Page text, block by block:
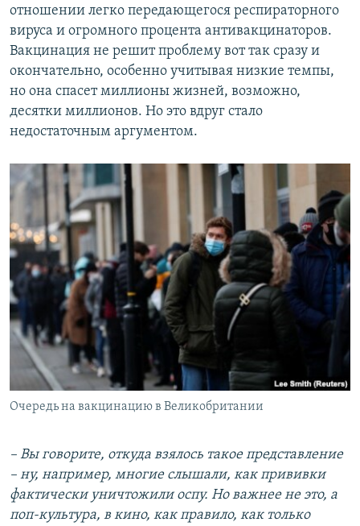
отношении легко передающегося респираторного
вируса и огромного процента антивакцинаторов.
Вакцинация не решит проблему вот так сразу и
окончательно, особенно учитывая низкие темпы,
но она спасет миллионы жизней, возможно,
десятки миллионов. Но это вдруг стало
недостаточным аргументом.
Очередь на вакцинацию в Великобритании
– Вы говорите, откуда взялось такое представление
– ну, например, многие слышали, как прививки
фактически уничтожили оспу. Но важнее не это, а
поп-культура, в кино, как правило, как только